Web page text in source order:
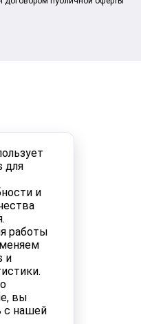
для
и
работы
и
вы
с нашей